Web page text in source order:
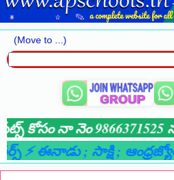
కోసం నా నెం 9866371525
⚡ ఈనాడు; సాక్షి; ఆంధ్రజ్యోతి